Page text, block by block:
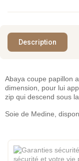
Description
Abaya coupe papillon
dimension, pour lui
zip qui descend sous
Soie de Medine,